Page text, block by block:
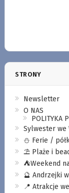
STRONY
Newsletter
O NAS
POLITYKA
Sylwester we
⛄️ Ferie /
⛱️ Plaże i
⛺️Weekend
🔮 Andrzejki
📍 Atrakcje